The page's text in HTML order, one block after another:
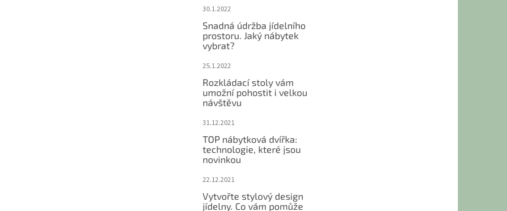
30.1.2022
Snadná údržba jídelního
prostoru. Jaký nábytek
vybrat?
25.1.2022
Rozkládací stoly vám
umožní pohostit i velkou
návštěvu
31.12.2021
TOP nábytková dvířka:
technologie, které jsou
novinkou
22.12.2021
Vytvořte stylový design
jídelny. Co vám pomůže